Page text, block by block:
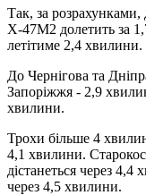
Так, за розрахунками,
Х-47М2 долетить за
летітиме 2,4 хвилини.
До Чернігова та
Запоріжжя - 2,9
хвилини.
Трохи більше 4
4,1 хвилини.
дістанеться через
через 4,5 хвилини.